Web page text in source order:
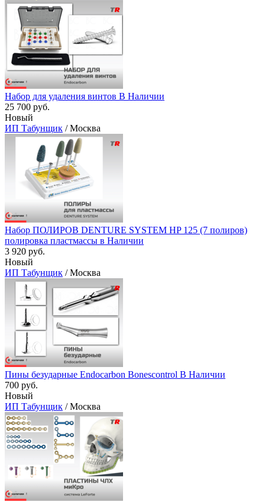
Набор для удаления винтов В Наличии
25 700 руб.
Новый
ИП Табунщик / Москва
Набор ПОЛИРОВ DENTURE SYSTEM HP 125 (7 полиров)
полировка пластмассы в Наличии
3 920 руб.
Новый
ИП Табунщик / Москва
Пины безударные Endocarbon Bonescontrol В Наличии
700 руб.
Новый
ИП Табунщик / Москва